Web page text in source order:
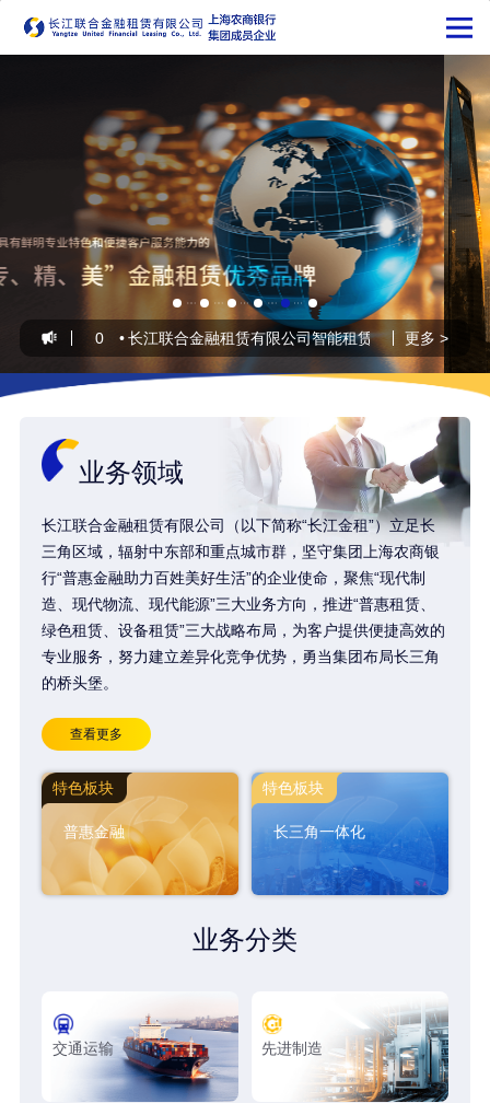
2026-07-20 长江联合金融租赁有限公司智能租赁尽调项目POC供
更多 >
业务领域
长江联合金融租赁有限公司（以下简称“长江金租”）立足长
三角区域，辐射中东部和重点城市群，坚守集团上海农商银
行“普惠金融助力百姓美好生活”的企业使命，聚焦“现代制
造、现代物流、现代能源”三大业务方向，推进“普惠租赁、
绿色租赁、设备租赁”三大战略布局，为客户提供便捷高效的
专业服务，努力建立差异化竞争优势，勇当集团布局长三角
的桥头堡。
查看更多
特色板块
普惠金融
特色板块
长三角一体化
业务分类
交通运输 先进制造